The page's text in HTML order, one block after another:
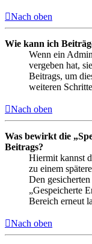
Nach oben
Wie kann ich
Wenn ein
vergeben hat,
Beitrags, um
weiteren
Nach oben
Was bewirkt die
Beitrags?
Hiermit kannst
zu einem
Den
„Gespeicherte
Bereich erneut
Nach oben